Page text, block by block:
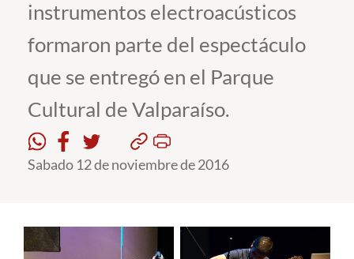
Pregrado
Formación Continua
Estudiantes
Alumni
instrumentos electroacústicos
formaron parte del espectáculo
que se entregó en el Parque
Cultural de Valparaíso.
Sabado 12 de noviembre de 2016